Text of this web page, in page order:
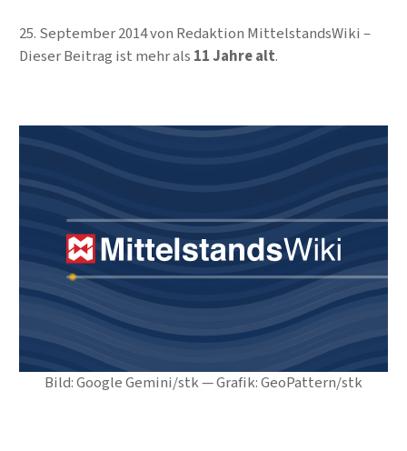
Bild: Google Gemini/stk — Grafik: GeoPattern/stk
25. September 2014von Redaktion MittelstandsWiki
Dieser Beitrag ist mehr als 11 Jahre alt.